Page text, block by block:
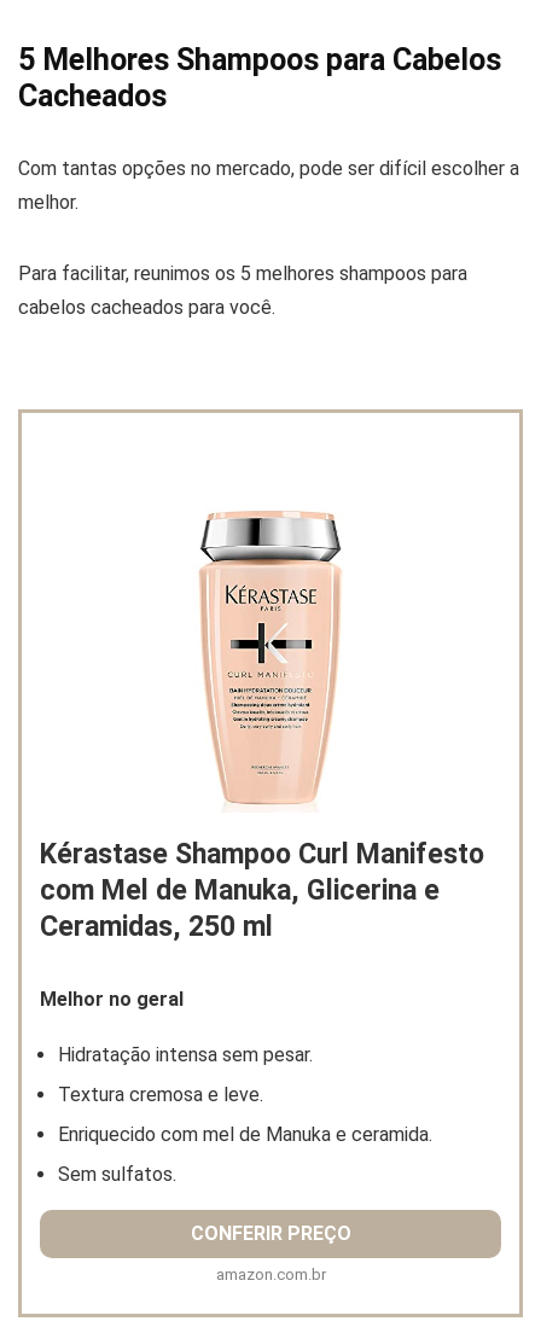
5 Melhores Shampoos para Cabelos
Cacheados
Com tantas opções no mercado, pode ser difícil escolher a
melhor.
Para facilitar, reunimos os 5 melhores shampoos para
cabelos cacheados para você.
Kérastase Shampoo Curl Manifesto
com Mel de Manuka, Glicerina e
Ceramidas, 250 ml
Melhor no geral
Hidratação intensa sem pesar.
Textura cremosa e leve.
Enriquecido com mel de Manuka e ceramida.
Sem sulfatos.
CONFERIR PREÇO
amazon.com.br